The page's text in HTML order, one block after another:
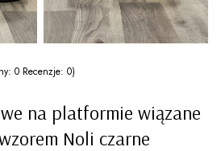
0 Recenzje: 0)
na platformie wiązane
Noli czarne